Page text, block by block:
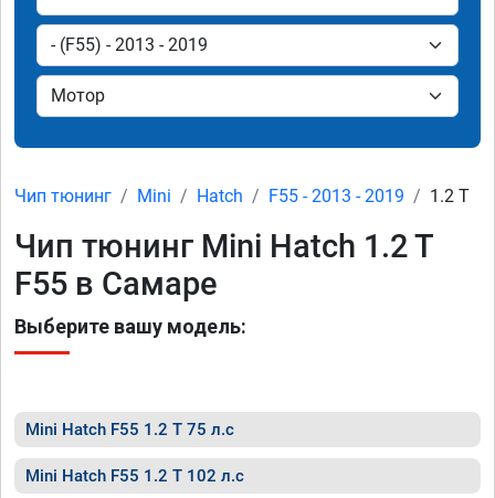
Чип тюнинг Mini Hatch F55 - 2013 - 2019 1.2 T
Чип тюнинг Mini Hatch 1.2 T
F55 в Самаре
Выберите вашу модель:
Mini Hatch F55 1.2 T 75 л.с
Mini Hatch F55 1.2 T 102 л.с